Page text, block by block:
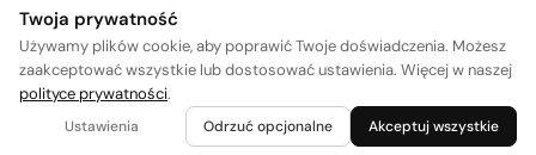
Wydawca: SIW Znak w Krakowie
Twoja prywatność
Używamy plików cookie, aby poprawić Twoje doświadczenia. Możesz
zaakceptować wszystkie lub dostosować ustawienia. Więcej w naszej
polityce prywatności.
Ustawienia Odrzuć opcjonalne Akceptuj wszystkie